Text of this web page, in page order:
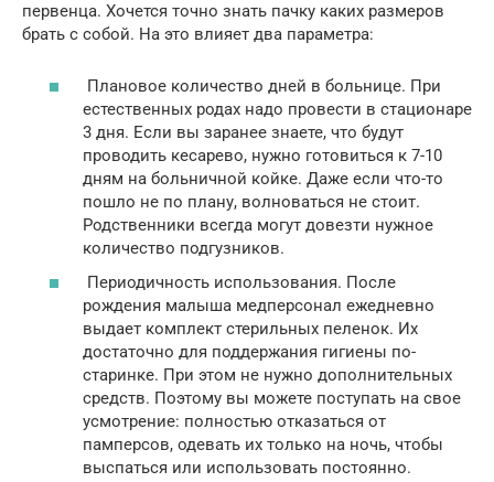
первенца. Хочется точно знать пачку каких размеров
брать с собой. На это влияет два параметра:
Плановое количество дней в больнице. При
естественных родах надо провести в стационаре
3 дня. Если вы заранее знаете, что будут
проводить кесарево, нужно готовиться к 7-10
дням на больничной койке. Даже если что-то
пошло не по плану, волноваться не стоит.
Родственники всегда могут довезти нужное
количество подгузников.
Периодичность использования. После
рождения малыша медперсонал ежедневно
выдает комплект стерильных пеленок. Их
достаточно для поддержания гигиены по-
старинке. При этом не нужно дополнительных
средств. Поэтому вы можете поступать на свое
усмотрение: полностью отказаться от
памперсов, одевать их только на ночь, чтобы
выспаться или использовать постоянно.